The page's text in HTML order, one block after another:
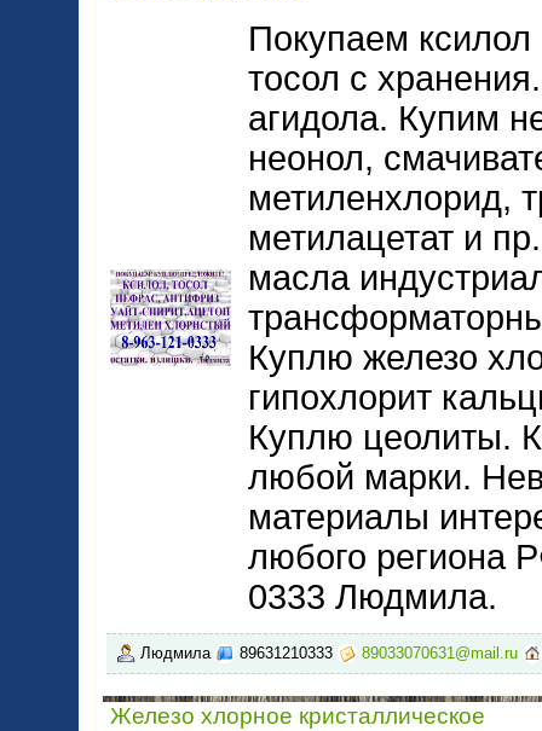
Покупаем ксилол
тосол с
агидола. Купим
неонол,
метиленхлорид,
метилацетат и
масла
Куплю железо
гипохлорит
Куплю цеолиты.
любой марки.
материалы
любого региона
0333 Людмила.
Людмила 89631210333 89033070631@mail.ru
Железо хлорное кристаллическое